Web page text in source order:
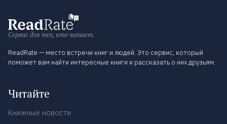
Сервис для тех, кто читает.
ReadRate — место встречи книг и людей. Это сервис, который
поможет вам найти интересные книги и рассказать о них друзьям.
Читайте
Книжные новости